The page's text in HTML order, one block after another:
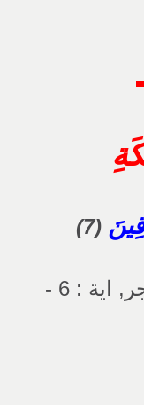
(7)
(سورة : 15 - سورة الحجر, اية : 6 -